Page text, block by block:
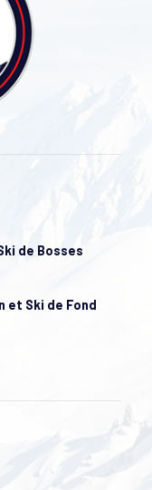
de Bosses
et Ski de Fond